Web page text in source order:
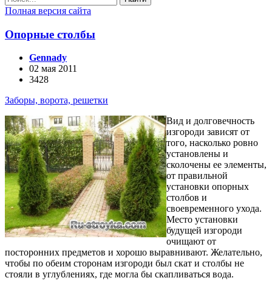
Полная версия сайта
Опорные столбы
Gennady
02 мая 2011
3428
Заборы, ворота, решетки
Вид и долговечность
изгороди зависят от
того, насколько ровно
установлены и
сколочены ее эле­менты,
от правильной
установки опорных
столбов и
своевременного ухода.
Место установки
будущей изгороди
очищают от
посторонних предметов и хо­рошо выравнивают. Желательно,
чтобы по обеим сторонам изгороди был скат и столбы не
стояли в углублениях, где могла бы скапливаться вода.